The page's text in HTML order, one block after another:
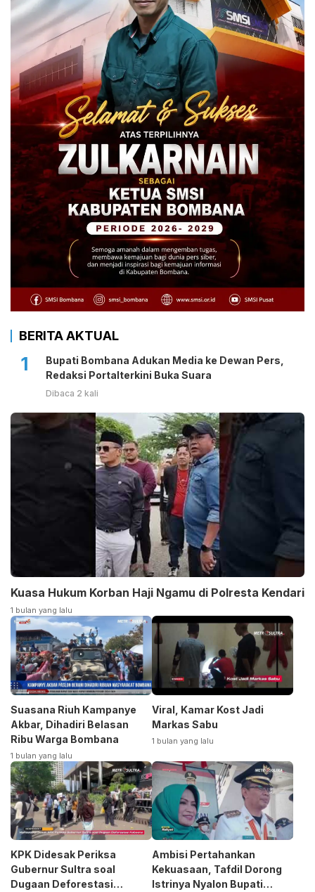
BERITA AKTUAL
1
Bupati Bombana Adukan Media ke Dewan Pers,
Redaksi Portalterkini Buka Suara
Dibaca 2 kali
Kuasa Hukum Korban Haji Ngamu di Polresta Kendari
1 bulan yang lalu
Suasana Riuh Kampanye
Akbar, Dihadiri Belasan
Ribu Warga Bombana
1 bulan yang lalu
Viral, Kamar Kost Jadi
Markas Sabu
1 bulan yang lalu
KPK Didesak Periksa
Gubernur Sultra soal
Dugaan Deforestasi
Ambisi Pertahankan
Kekuasaan, Tafdil Dorong
Istrinya Nyalon Bupati